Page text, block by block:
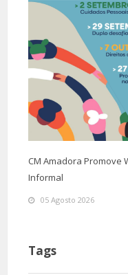
CM Amadora Promove
Informal
05 Agosto 2026
Tags